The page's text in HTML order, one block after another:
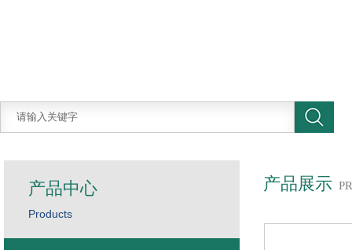
产品展示
产品中心
Products